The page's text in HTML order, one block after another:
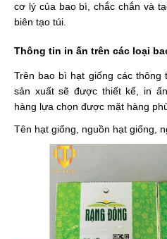
cơ lý của bao bì, chắc chắn và
biên tạo túi.
Thông tin in ấn trên các loại
Trên bao bì hạt giống các
sản xuất sẽ được thiết kế, in
hàng lựa chọn được mặt hàng
Tên hạt giống, nguồn hạt giống,